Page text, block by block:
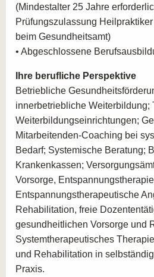
(Mindestalter 25 Jahre
Prüfungszulassung
beim Gesundheitsamt)
• Abgeschlossene
Ihre berufliche Perspektive
Betriebliche
innerbetriebliche Weiterbildung;
Weiterbildungseinrichtungen;
Mitarbeitenden-Coaching bei
Bedarf; Systemische Beratung;
Krankenkassen;
Vorsorge,
Entspannungstherapeutische
Rehabilitation, freie
gesundheitlichen Vorsorge und
Systemtherapeutisches
und Rehabilitation in
Praxis.